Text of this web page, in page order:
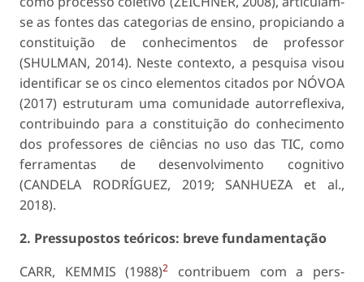
se as fontes das categorias de ensino, propiciando a
constituição de conhecimentos de professor
(SHULMAN, 2014). Neste contexto, a pesquisa visou
identificar se os cin­co elementos citados por NÓVOA
(2017) estruturam uma comunidade autorreflexiva,
contribuindo para a constituição do conhecimento
dos professores de ciências no uso das TIC, como
ferramentas de de­senvolvimento cognitivo
(CANDELA RODRÍGUEZ, 2019; SANHUEZA et al.,
2018).
2. Pressupostos teóricos: breve funda­mentação
CARR, KEMMIS (1988)2
contribuem com a pers­